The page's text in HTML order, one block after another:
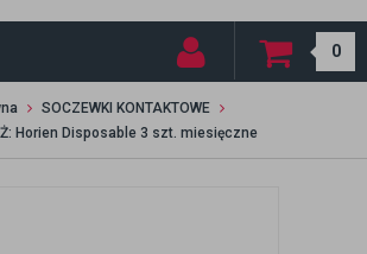
0
SOCZEWKI KONTAKTOWE
Horien Disposable 3 szt. miesięczne